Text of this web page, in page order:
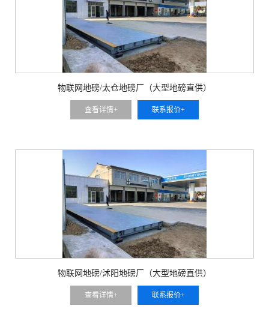
物联网地磅/太仓地磅厂（大型地磅直供）
查看详情+ 联系报价+
物联网地磅/沭阳地磅厂（大型地磅直供）
查看详情+ 联系报价+